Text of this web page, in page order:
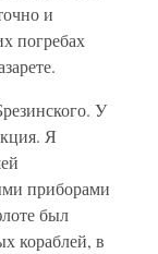
и
погребах
У
Я
приборами
был
кораблей, в